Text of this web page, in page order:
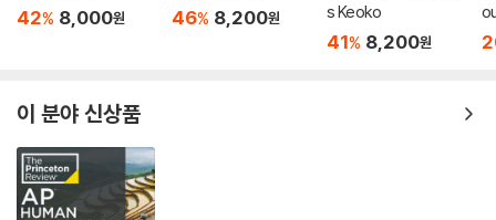
42% 8,000원 46% 8,200원
s Keoko
41% 8,200원
이 분야 신상품